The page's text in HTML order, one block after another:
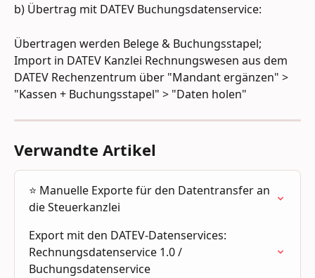
b) Übertrag mit DATEV Buchungsdatenservice:
Übertragen werden Belege & Buchungsstapel;
Import in DATEV Kanzlei Rechnungswesen aus dem
DATEV Rechenzentrum über "Mandant ergänzen" >
"Kassen + Buchungsstapel" > "Daten holen"
Verwandte Artikel
⭐️ Manuelle Exporte für den Datentransfer an
die Steuerkanzlei
Export mit den DATEV-Datenservices:
Rechnungsdatenservice 1.0 /
Buchungsdatenservice